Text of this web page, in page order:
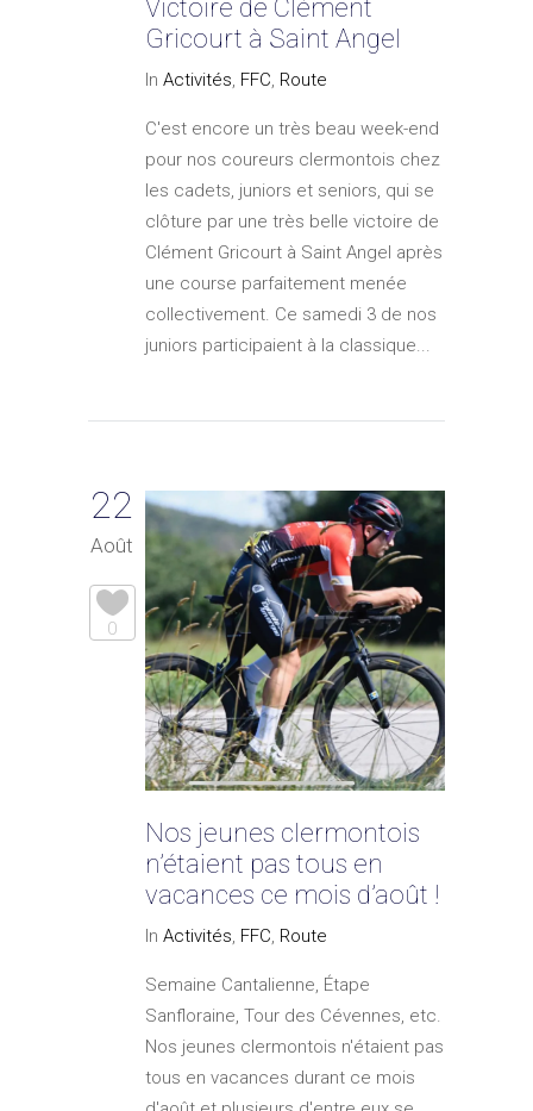
Victoire de Clément
Gricourt à Saint Angel
In Activités, FFC, Route
C'est encore un très beau week-end
pour nos coureurs clermontois chez
les cadets, juniors et seniors, qui se
clôture par une très belle victoire de
Clément Gricourt à Saint Angel après
une course parfaitement menée
collectivement. Ce samedi 3 de nos
juniors participaient à la classique...
22
Août
0
Nos jeunes clermontois
n’étaient pas tous en
vacances ce mois d’août !
In Activités, FFC, Route
Semaine Cantalienne, Étape
Sanfloraine, Tour des Cévennes, etc.
Nos jeunes clermontois n'étaient pas
tous en vacances durant ce mois